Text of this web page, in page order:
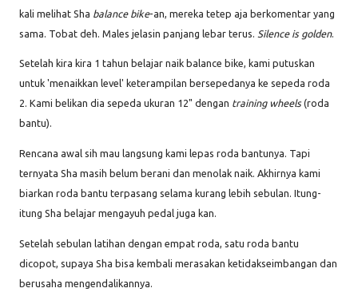
kali melihat Sha balance bike-an, mereka tetep aja berkomentar yang
sama. Tobat deh. Males jelasin panjang lebar terus.
Silence is golden.
Setelah kira kira 1 tahun belajar naik balance bike, kami putuskan
untuk 'menaikkan level' keterampilan bersepedanya ke sepeda roda
2. Kami belikan dia sepeda ukuran 12" dengan training wheels(roda
bantu).
Rencana awal sih mau langsung kami lepas roda bantunya. Tapi
ternyata Sha masih belum berani dan menolak naik. Akhirnya kami
biarkan roda bantu terpasang selama kurang lebih sebulan. Itung-
itung Sha belajar mengayuh pedal juga kan.
Setelah sebulan latihan dengan empat roda, satu roda bantu
dicopot, supaya Sha bisa kembali merasakan ketidakseimbangan dan
berusaha mengendalikannya.